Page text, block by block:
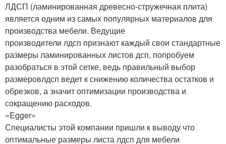
ЛДСП (ламинированная древесно-стружечная плита)
является одним из самых популярных материалов для
производства мебели. Ведущие
производители лдсп признают каждый свои стандартные
размеры ламинированных листов дсп, попробуем
разобраться в этой сетке, ведь правильный выбор
размеровлдсп ведет к снижению количества остатков и
обрезков, а значит оптимизации производства и
сокращению расходов.
«Egger»
Специалисты этой компании пришли к выводу что
оптимальные размеры листа лдсп для мебели